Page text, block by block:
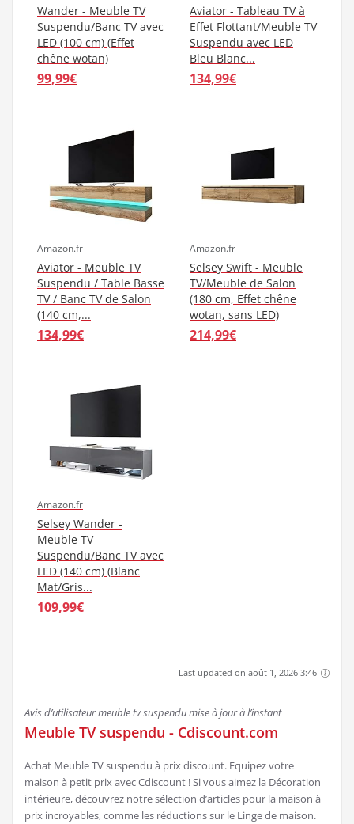
Wander - Meuble TV
Suspendu/Banc TV avec
LED (100 cm) (Effet
chêne wotan)
99,99€
Aviator - Tableau TV à
Effet Flottant/Meuble TV
Suspendu avec LED
Bleu Blanc...
134,99€
Amazon.fr
Aviator - Meuble TV
Suspendu / Table Basse
TV / Banc TV de Salon
(140 cm,...
134,99€
Amazon.fr
Selsey Swift - Meuble
TV/Meuble de Salon
(180 cm, Effet chêne
wotan, sans LED)
214,99€
Amazon.fr
Selsey Wander -
Meuble TV
Suspendu/Banc TV avec
LED (140 cm) (Blanc
Mat/Gris...
109,99€
Last updated on août 1, 2026 3:46
Avis d’utilisateur meuble tv suspendu mise à jour à l’instant
Meuble TV suspendu - Cdiscount.com
Achat Meuble TV suspendu à prix discount. Equipez votre
maison à petit prix avec Cdiscount ! Si vous aimez la Décoration
intérieure, découvrez notre sélection d’articles pour la maison à
prix incroyables, comme les réductions sur le Linge de maison.